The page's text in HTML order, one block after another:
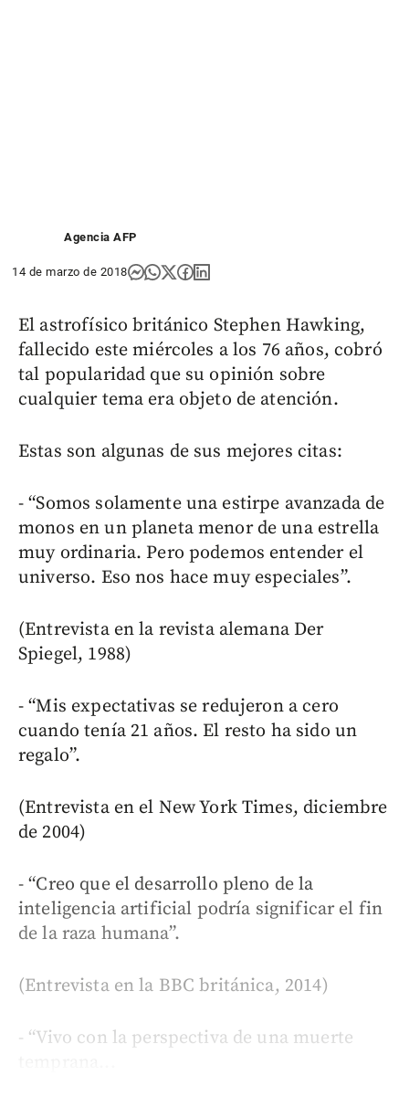
Agencia AFP
14 de marzo de 2018
El astrofísico británico Stephen Hawking,
fallecido este miércoles a los 76 años, cobró
tal popularidad que su opinión sobre
cualquier tema era objeto de atención.
Estas son algunas de sus mejores citas:
- “Somos solamente una estirpe avanzada de
monos en un planeta menor de una estrella
muy ordinaria. Pero podemos entender el
universo. Eso nos hace muy especiales”.
(Entrevista en la revista alemana Der
Spiegel, 1988)
- “Mis expectativas se redujeron a cero
cuando tenía 21 años. El resto ha sido un
regalo”.
(Entrevista en el New York Times, diciembre
de 2004)
- “Creo que el desarrollo pleno de la
inteligencia artificial podría significar el fin
de la raza humana”.
(Entrevista en la BBC británica, 2014)
- “Vivo con la perspectiva de una muerte